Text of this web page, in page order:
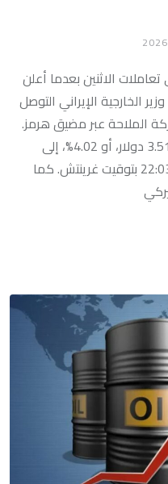
النفط بأكثر من 4% في تعاملات الاثنين بعدما أعلن
الخارجية الإيراني التوصل
الملاحة عبر مضيق هرمز.
وانخفضت العقود الآجلة لخام برنت 3.51 دولار، أو 4.02%، إلى
83.82 دولاراً للبرميل بحلول الساعة 22:03 بتوقيت غرينتش. كما